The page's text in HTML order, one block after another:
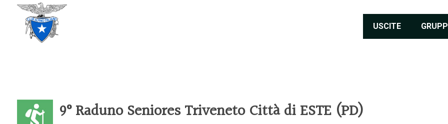
USCITE
9° Raduno Seniores Triveneto Città di ESTE (PD)